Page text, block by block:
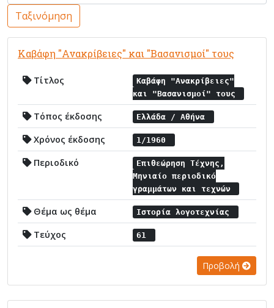
Ταξινόμηση
Καβάφη "Ανακρίβειες" και "Βασανισμοί" τους
Τίτλος
Καβάφη "Ανακρίβειες"
και "Βασανισμοί" τους
Τόπος έκδοσης Ελλάδα / Αθήνα
Χρόνος έκδοσης 1/1960
Περιοδικό
Επιθεώρηση Τέχνης,
Μηνιαίο περιοδικό
γραμμάτων και τεχνών
Θέμα ως θέμα Ιστορία λογοτεχνίας
Τεύχος 61
Προβολή